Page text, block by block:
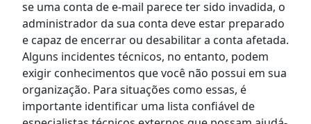
se uma conta de e-mail parece ter sido invadida, o
administrador da sua conta deve estar preparado
e capaz de encerrar ou desabilitar a conta afetada.
Alguns incidentes técnicos, no entanto, podem
exigir conhecimentos que você não possui em sua
organização. Para situações como essas, é
importante identificar uma lista confiável de